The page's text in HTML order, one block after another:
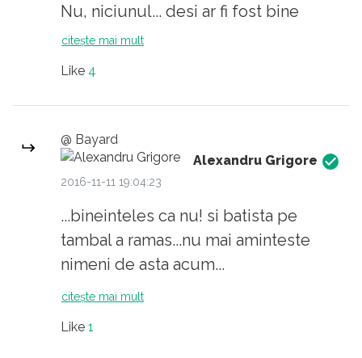
Nu, niciunul... desi ar fi fost bine
meritat, considerand cat au furat.
citește mai mult
Like 4
@ Bayard
Alexandru Grigore
2016-11-11 19:04:23
...bineinteles ca nu! si batista pe
tambal a ramas...nu mai aminteste
nimeni de asta acum...
citește mai mult
Like 1